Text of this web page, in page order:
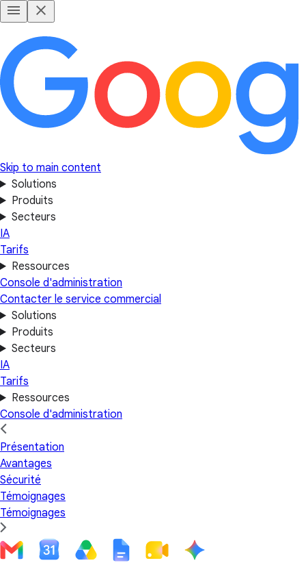
Skip to main content
Solutions
Produits
Secteurs
IA
Tarifs
Ressources
Console d'administration
Contacter le service commercial
Solutions
Produits
Secteurs
IA
Tarifs
Ressources
Console d'administration
Présentation
Avantages
Sécurité
Témoignages
Témoignages